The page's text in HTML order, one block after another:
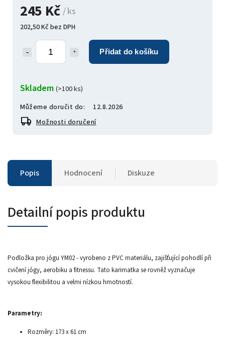
245 Kč / ks
202,50 Kč bez DPH
Přidat do košíku
Skladem (>100 ks)
Můžeme doručit do:
12.8.2026
Možnosti doručení
Popis Hodnocení Diskuze
Detailní popis produktu
Podložka pro jógu YM02 - vyrobeno z PVC materiálu, zajišťující pohodlí při
cvičení jógy, aerobiku a fitnessu. Tato karimatka se rovněž vyznačuje
vysokou flexibilitou a velmi nízkou hmotností.
Parametry:
Rozměry: 173 x 61 cm